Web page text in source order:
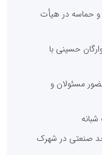
حماسه در هیأت
حسینی با
مسئولان و
واحد صنعتی در شهرک